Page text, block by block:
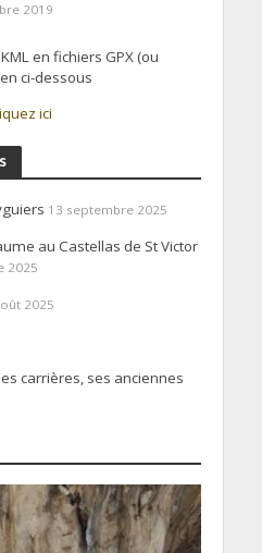
2019
en fichiers GPX (ou
ci-dessous
ici
13 septembre 2025
au Castellas de St Victor
2025
2025
carrières, ses anciennes